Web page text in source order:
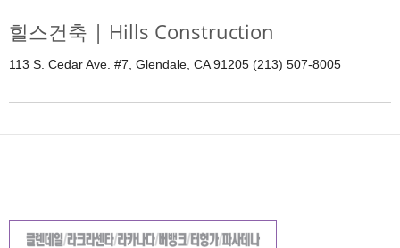
힐스건축 | Hills Construction
113 S. Cedar Ave. #7, Glendale, CA 91205 (213) 507-8005